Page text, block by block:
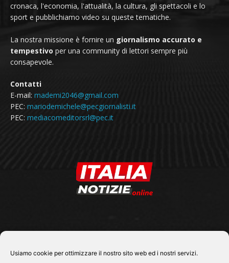
Usiamo cookie per ottimizzare il nostro sito web ed i nostri servizi.
cronaca, l'economia, l'attualità, la cultura, gli spettacoli e lo
sport e pubblichiamo video su queste tematiche.
La nostra missione è fornire un giornalismo accurato e
tempestivo per una community di lettori sempre più
consapevole.
Contatti
E-mail: mademi2046@gmail.com
PEC: mariodemichele@pecgiornalisti.it
PEC: mediacomeditorsrl@pec.it
SEGUICI SU